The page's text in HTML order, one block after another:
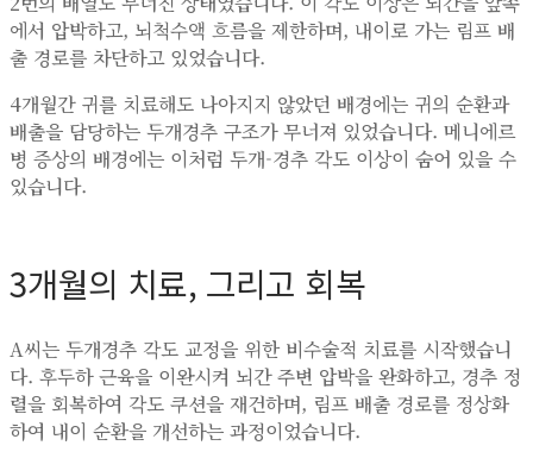
에서 압박하고, 뇌척수액 흐름을 제한하며, 내이로 가는 림프 배
출 경로를 차단하고 있었습니다.
4개월간 귀를 치료해도 나아지지 않았던 배경에는 귀의 순환과
배출을 담당하는 두개경추 구조가 무너져 있었습니다. 메니에르
병 증상의 배경에는 이처럼 두개-경추 각도 이상이 숨어 있을 수
있습니다.
3개월의 치료, 그리고 회복
A씨는 두개경추 각도 교정을 위한 비수술적 치료를 시작했습니
다. 후두하 근육을 이완시켜 뇌간 주변 압박을 완화하고, 경추 정
렬을 회복하여 각도 쿠션을 재건하며, 림프 배출 경로를 정상화
하여 내이 순환을 개선하는 과정이었습니다.